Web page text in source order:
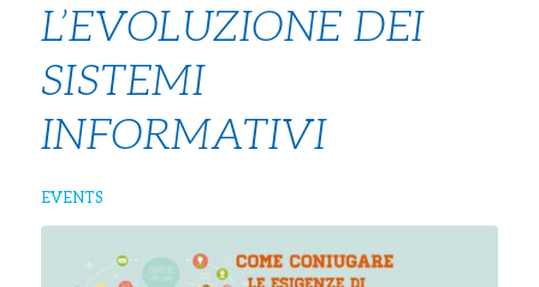
L’EVOLUZIONE DEI
SISTEMI
INFORMATIVI
EVENTS